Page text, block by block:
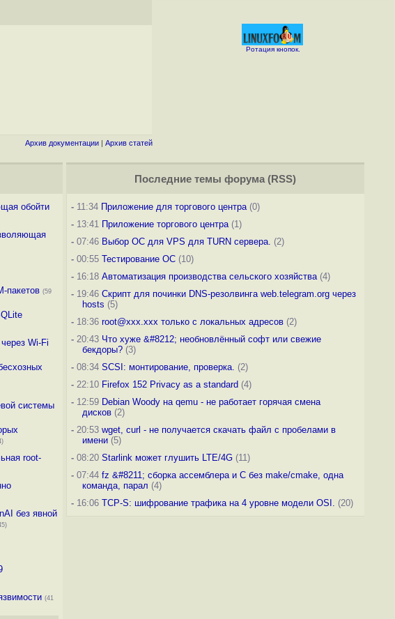
Архив документации| Архив статей
Ротация кнопок.
обойти
пакетов (59
Wi-Fi
системы
root-
без явной
(41
Последние темы форума(RSS)
-11:34 Приложение для торгового центра(0)
-13:41 Приложение торгового центра(1)
-07:46 Выбор ОС для VPS для TURN сервера. (2)
-00:55 Тестирование ОС(10)
-16:18 Автоматизация производства сельского хозяйства(4)
-19:46 Скрипт для починки DNS-резолвинга web.telegram.org через
hosts (5)
-18:36 root@xxx.xxx только с локальных адресов(2)
-20:43 Что хуже &#8212; необновлённый софт или свежие
бекдоры?(3)
-08:34 SCSI: монтирование, проверка. (2)
-22:10 Firefox 152 Privacy as a standard (4)
-12:59 Debian Woody на qemu - не работает горячая смена
дисков(2)
-20:53 wget, curl - не получается скачать файл с пробелами в
имени(5)
-08:20 Starlink может глушить LTE/4G(11)
-07:44 fz &#8211; сборка ассемблера и C без make/cmake, одна
команда, парал (4)
-16:06 TCP-S: шифрование трафика на 4 уровне модели OSI. (20)